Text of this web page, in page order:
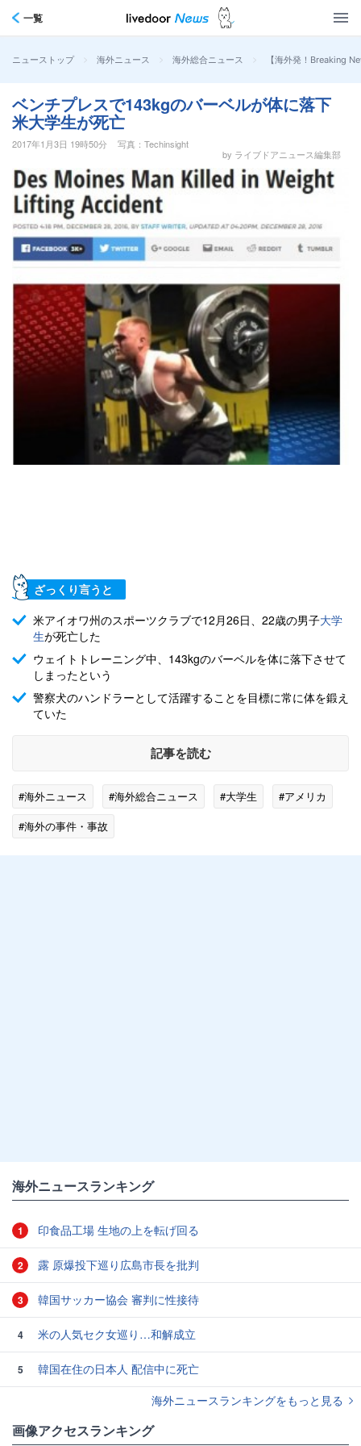
一覧
ニューストップ > 海外ニュース > 海外総合ニュース > 【海外発！Breaking
ベンチプレスで143kgのバーベルが体に落下
米大学生が死亡
2017年1月3日 19時50分
写真：Techinsight
by ライブドアニュース編集部
ざっくり言うと
米アイオワ州のスポーツクラブで12月26日、22歳の男子大学
生が死亡した
ウェイトトレーニング中、143kgのバーベルを体に落下させて
しまったという
警察犬のハンドラーとして活躍することを目標に常に体を鍛え
ていた
記事を読む
#海外ニュース #海外総合ニュース #大学生
#アメリカ
#海外の事件・事故
海外ニュースランキング
1 印食品工場 生地の上を転げ回る
2 露 原爆投下巡り広島市長を批判
3 韓国サッカー協会 審判に性接待
4 米の人気セク女巡り…和解成立
5
韓国在住の日本人 配信中に死亡
海外ニュースランキングをもっと見る
画像アクセスランキング